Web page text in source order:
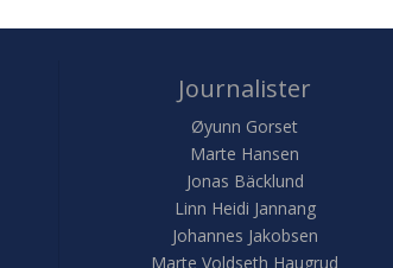
Journalister
Øyunn Gorset
Marte Hansen
Jonas Bäcklund
Linn Heidi Jannang
Johannes Jakobsen
Marte Voldseth Haugrud